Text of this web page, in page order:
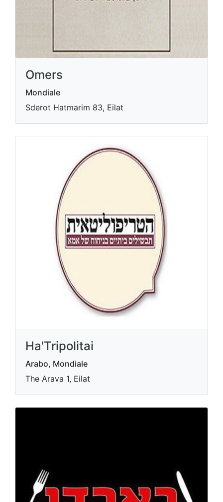
Omers
Mondiale
Sderot Hatmarim 83, Eilat
Ha'Tripolitai
Arabo, Mondiale
The Arava 1, Eilat